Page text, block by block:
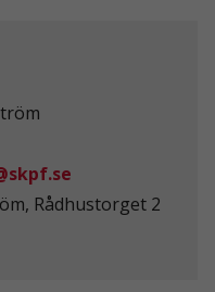
Rådhustorget 2